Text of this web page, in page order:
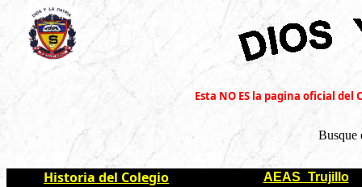
Esta NO ES la pagina oficial del
Busque
Historia del Colegio AEAS_Trujillo